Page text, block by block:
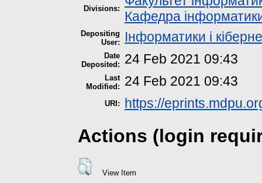
Divisions:
Кафедра інформатики
Depositing
User:
Інформатики і
Date
Deposited:
24 Feb 2021 09:43
Last
Modified:
24 Feb 2021 09:43
URI: https://
Actions (login
View Item